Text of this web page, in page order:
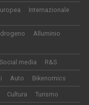
Internazionale
Alluminio
Social media R&S
Auto Bikenomics
Cultura Turismo